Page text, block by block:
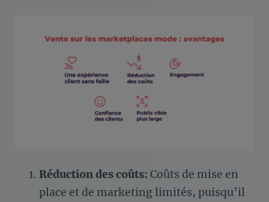
Réduction des coûts: Coûts de mise en
place et de marketing limités, puisqu’il